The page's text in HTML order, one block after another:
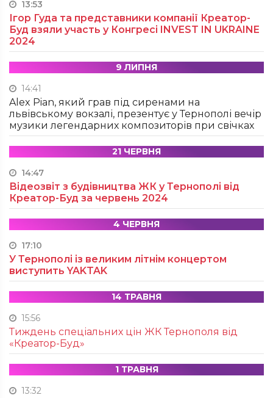
13:53
Ігор Гуда та представники компанії Креатор-
Буд взяли участь у Конгресі INVEST IN UKRAINE
2024
9 ЛИПНЯ
14:41
Alex Pian, який грав під сиренами на
львівському вокзалі, презентує у Тернополі вечір
музики легендарних композиторів при свічках
21 ЧЕРВНЯ
14:47
Відеозвіт з будівництва ЖК у Тернополі від
Креатор-Буд за червень 2024
4 ЧЕРВНЯ
17:10
У Тернополі із великим літнім концертом
виступить YAKTAK
14 ТРАВНЯ
15:56
Тиждень спеціальних цін ЖК Тернополя від
«Креатор-Буд»
1 ТРАВНЯ
13:32